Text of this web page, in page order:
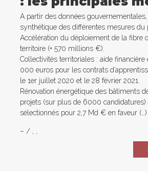
A partir des données
synthétique des différentes mesures du
Accélération du déploiement de la fibre
territoire (+ 570 millions €).
Collectivités territoriales : aide financière
000 euros pour les contrats
le 1er juillet 2020 et le 28 février 2021.
Rénovation énergétique des bâtiments
projets (sur plus de 6000 candidatures)
sélectionnés pour 2,7 Md € en faveur (…)
– / , ,